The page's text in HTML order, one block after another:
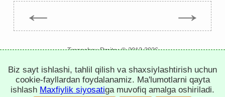
← →
Trepachev Dmitry © 2012-2026
maxfiylik siyosati cookie-fayllarni sozlash
Biz sayt ishlashi, tahlil qilish va shaxsiylashtirish uchun
cookie-fayllardan foydalanamiz. Ma'lumotlarni qayta
ishlash Maxfiylik siyosatiga muvofiq amalga oshiriladi.